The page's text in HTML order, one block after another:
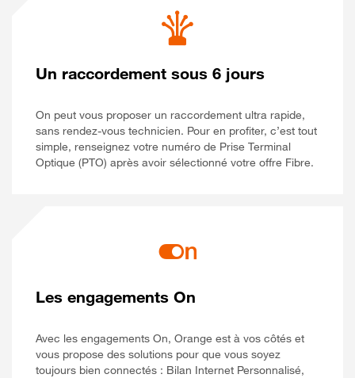
Un raccordement sous 6 jours
On peut vous proposer un raccordement ultra rapide,
sans rendez-vous technicien. Pour en profiter, c’est tout
simple, renseignez votre numéro de Prise Terminal
Optique (PTO) après avoir sélectionné votre offre Fibre.
Les engagements On
Avec les engagements On, Orange est à vos côtés et
vous propose des solutions pour que vous soyez
toujours bien connectés : Bilan Internet Personnalisé,